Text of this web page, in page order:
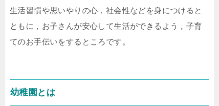
生活習慣や思いやりの心，社会性などを身につけると
ともに，お子さんが安心して生活ができるよう，子育
てのお手伝いをするところです。
幼稚園とは